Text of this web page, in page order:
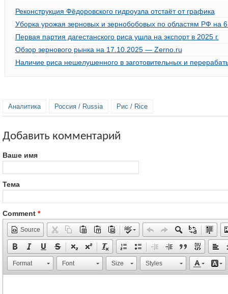
Реконструкция Фёдоровского гидроузла отстаёт от графика
Уборка урожая зерновых и зернобобовых по областям РФ на 6
Первая партия дагестанского риса ушла на экспорт в 2025 г.
Обзор зернового рынка на 17.10.2025 — Zerno.ru
Наличие риса нешелушенного в заготовительных и
Аналитика Россия / Russia Рис / Rice
Добавить комментарий
Ваше имя
Тема
Comment *
Source
Format Font Size Styles